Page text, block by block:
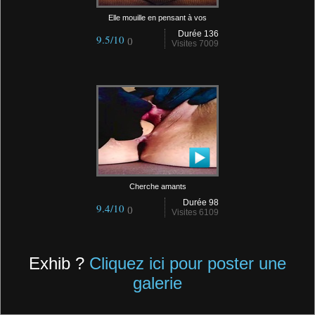
Elle mouille en pensant à vos
Durée 136
Visites 7009
9.5/10 ()
Cherche amants
Durée 98
Visites 6109
9.4/10 ()
Exhib ? Cliquez ici pour poster une
galerie